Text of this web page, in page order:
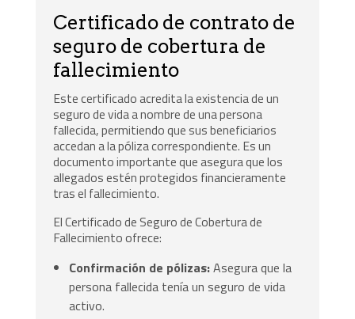
Certificado de contrato de
seguro de cobertura de
fallecimiento
Este certificado acredita la existencia de un
seguro de vida a nombre de una persona
fallecida, permitiendo que sus beneficiarios
accedan a la póliza correspondiente. Es un
documento importante que asegura que los
allegados estén protegidos financieramente
tras el fallecimiento.
El Certificado de Seguro de Cobertura de
Fallecimiento ofrece:
Confirmación de pólizas:Asegura que la
persona fallecida tenía un seguro de vida
activo.